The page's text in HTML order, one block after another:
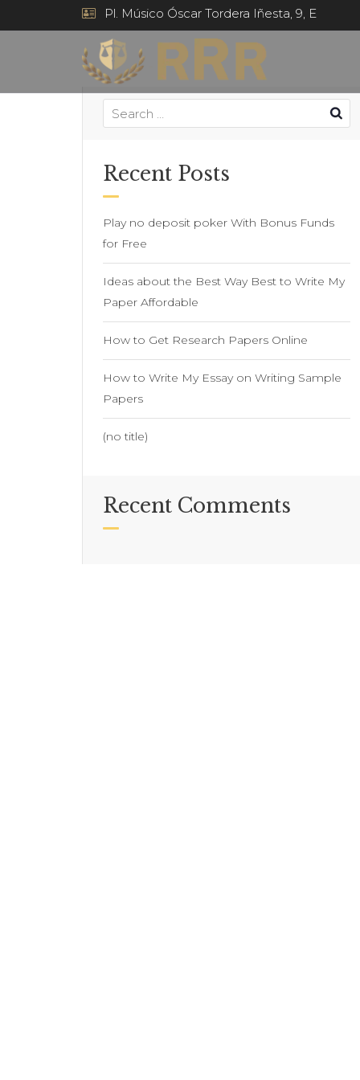
Pl. Músico Óscar Tordera Iñesta, 9, E
Recent Posts
Play no deposit poker With Bonus Funds
for Free
Ideas about the Best Way Best to Write My
Paper Affordable
How to Get Research Papers Online
How to Write My Essay on Writing Sample
Papers
(no title)
Recent Comments